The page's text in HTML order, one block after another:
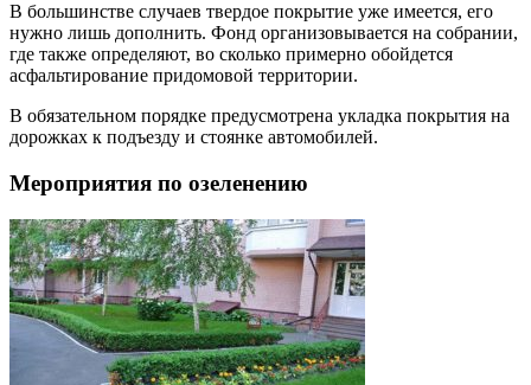
В большинстве случаев твердое покрытие уже имеется, его
нужно лишь дополнить. Фонд организовывается на собрании,
где также определяют, во сколько примерно обойдется
асфальтирование придомовой территории.
В обязательном порядке предусмотрена укладка покрытия на
дорожках к подъезду и стоянке автомобилей.
Мероприятия по озеленению